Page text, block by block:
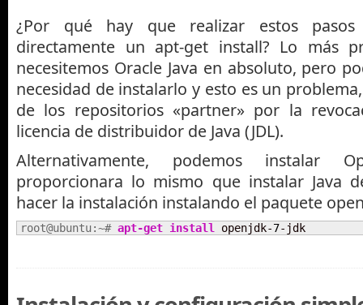
¿Por qué hay que realizar estos
directamente un apt-get install? Lo más
necesitemos Oracle Java en absoluto, pero
necesidad de instalarlo y esto es un
de los repositorios «partner» por la
licencia de distribuidor de Java (JDL).
Alternativamente, podemos instalar
proporcionara lo mismo que instalar Java
hacer la instalación instalando el paquete
root@ubuntu:~# apt-get install openjdk-7-jdk